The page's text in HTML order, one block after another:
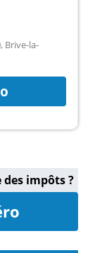
Brive-la-
impôts ?